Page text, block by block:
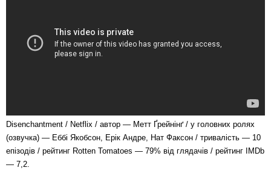
Disenchantment / Netflix / автор — Метт Ґрейнінґ / у головних ролях
(озвучка) — Еббі Якобсон, Ерік Андре, Нат Факсон / тривалість — 10
епізодів / рейтинг Rotten Tomatoes — 79% від глядачів / рейтинг IMDb
— 7,2.